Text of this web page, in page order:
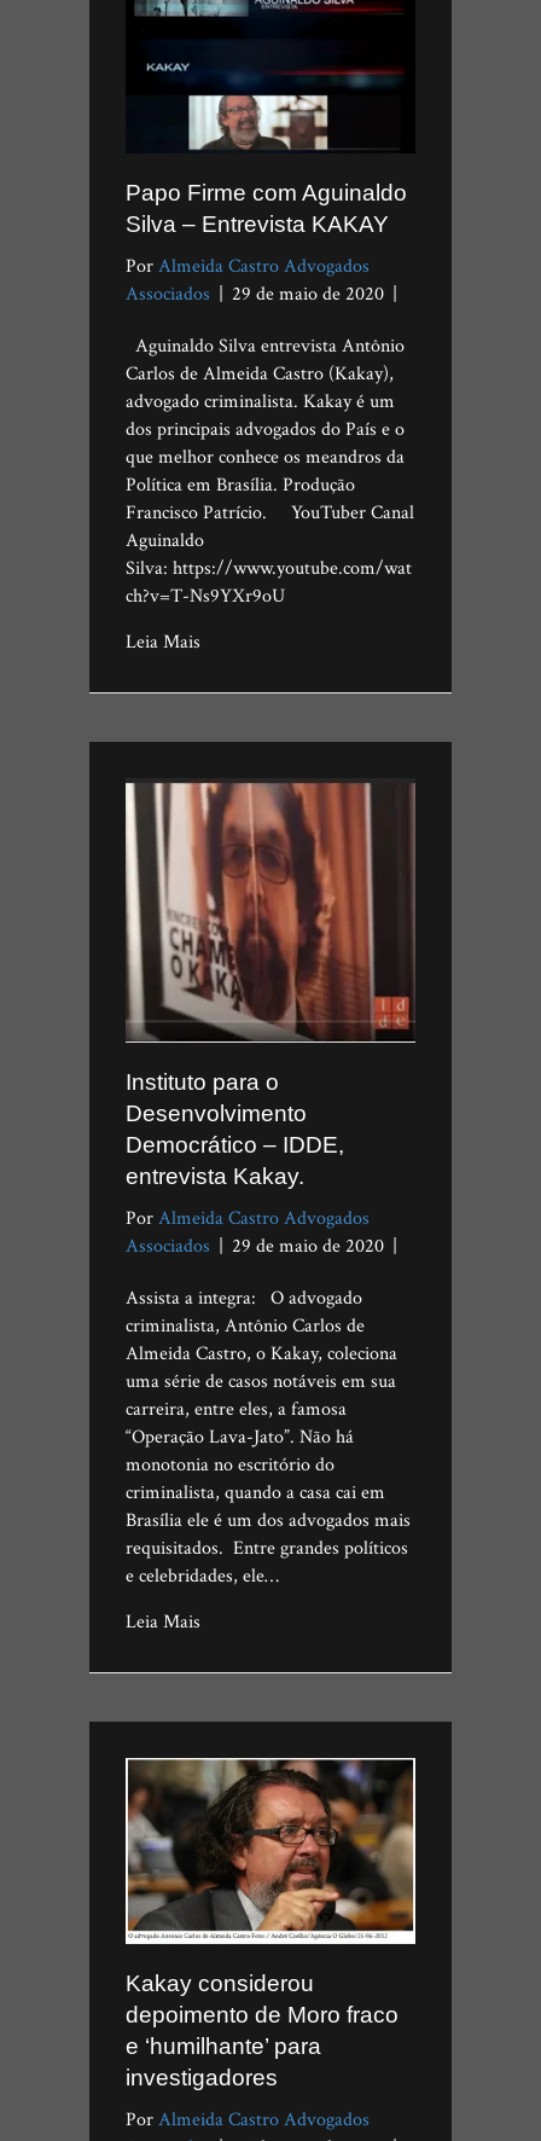
Papo Firme com Aguinaldo
Silva – Entrevista KAKAY
PorAlmeida Castro Advogados
Associados
29 de maio de 2020
Aguinaldo Silva entrevista Antônio
Carlos de Almeida Castro (Kakay),
advogado criminalista. Kakay é um
dos principais advogados do País e o
que melhor conhece os meandros da
Política em Brasília. Produção
Francisco Patrício. YouTuber Canal
Aguinaldo
Silva: https://www.youtube.com/wat
ch?v=T-Ns9YXr9oU
Leia Mais
Instituto para o
Desenvolvimento
Democrático – IDDE,
entrevista Kakay.
PorAlmeida Castro Advogados
Associados | 29 de maio de 2020 |
Assista a integra: O advogado
criminalista, Antônio Carlos de
Almeida Castro, o Kakay, coleciona
uma série de casos notáveis em sua
carreira, entre eles, a famosa
“Operação Lava-Jato”. Não há
monotonia no escritório do
criminalista, quando a casa cai em
Brasília ele é um dos advogados mais
requisitados. Entre grandes políticos
e celebridades, ele…
Leia Mais
Kakay considerou
depoimento de Moro fraco
e ‘humilhante’ para
investigadores
PorAlmeida Castro Advogados